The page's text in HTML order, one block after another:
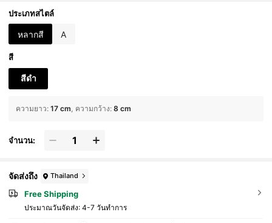
รับผู้ชาย, ผู้หญิง, กลางแจ้ง, เดินทาง, บ้าน, สำนักงาน
ประเภทสไตล์
หลากสี A
สี
สีดำ
ความยาว: 17 cm ความกว้าง: 8 cm
จำนวน:
จัดส่งถึง Thailand
Free Shipping
ประมาณวันจัดส่ง: 4-7 วันทำการ